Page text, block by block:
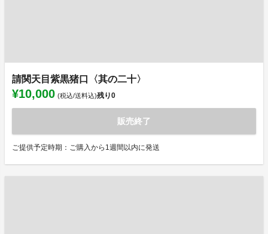
請関天目紫黒猪口〈其の二十〉
¥10,000 (税込/送料込)残り0
販売終了
ご提供予定時期：ご購入から1週間以内に発送